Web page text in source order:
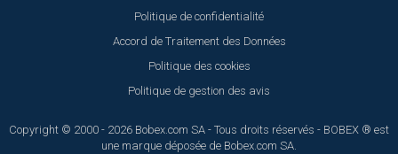
Politique de confidentialité
Accord de Traitement des Données
Politique des cookies
Politique de gestion des avis
Copyright © 2000 - 2026 Bobex.com SA - Tous droits réservés - BOBEX ® est
une marque déposée de Bobex.com SA.